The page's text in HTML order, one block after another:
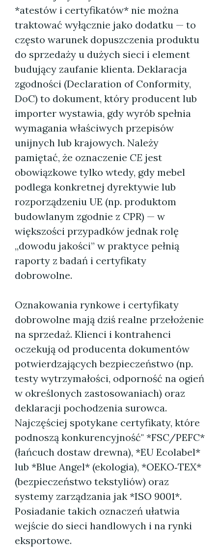
*atestów i certyfikatów* nie można
traktować wyłącznie jako dodatku — to
często warunek dopuszczenia produktu
do sprzedaży u dużych sieci i element
budujący zaufanie klienta. Deklaracja
zgodności (Declaration of Conformity,
DoC) to dokument, który producent lub
importer wystawia, gdy wyrób spełnia
wymagania właściwych przepisów
unijnych lub krajowych. Należy
pamiętać, że oznaczenie CE jest
obowiązkowe tylko wtedy, gdy mebel
podlega konkretnej dyrektywie lub
rozporządzeniu UE (np. produktom
budowlanym zgodnie z CPR) — w
większości przypadków jednak rolę
„dowodu jakości” w praktyce pełnią
raporty z badań i certyfikaty
dobrowolne.
Oznakowania rynkowe i certyfikaty
dobrowolne mają dziś realne przełożenie
na sprzedaż. Klienci i kontrahenci
oczekują od producenta dokumentów
potwierdzających bezpieczeństwo (np.
testy wytrzymałości, odporność na ogień
w określonych zastosowaniach) oraz
deklaracji pochodzenia surowca.
Najczęściej spotykane certyfikaty, które
podnoszą konkurencyjność" *FSC/PEFC*
(łańcuch dostaw drewna), *EU Ecolabel*
lub *Blue Angel* (ekologia), *OEKO‑TEX*
(bezpieczeństwo tekstyliów) oraz
systemy zarządzania jak *ISO 9001*.
Posiadanie takich oznaczeń ułatwia
wejście do sieci handlowych i na rynki
eksportowe.